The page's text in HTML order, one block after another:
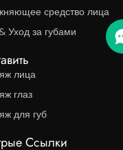
средство лица
Уход за губами
лица
глаз
для губ
Ссылки